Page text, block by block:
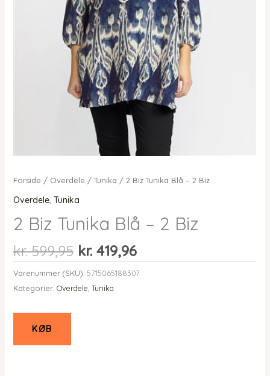
Forside / Overdele /Tunika / 2 Biz Tunika Blå – 2 Biz
Overdele, Tunika
2 Biz Tunika Blå – 2 Biz
kr.599,95 Den
oprindelige
pris
var:
kr.419,96Den
aktuelle
pris
Varenummer (SKU): 5715065188307
Kategorier: Overdele Tunika
KØB